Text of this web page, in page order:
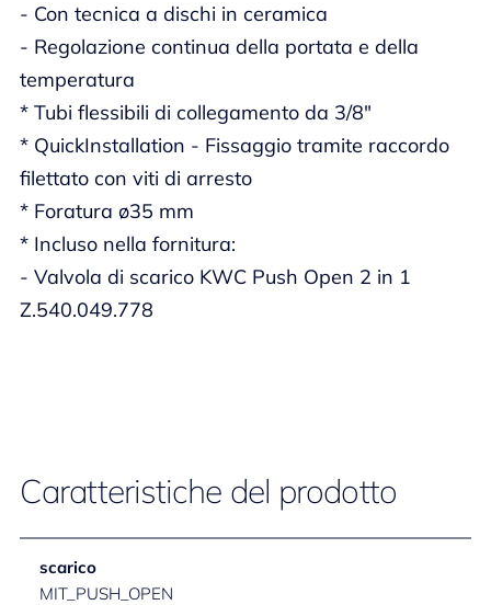
- Con tecnica a dischi in ceramica
- Regolazione continua della portata e della
temperatura
* Tubi flessibili di collegamento da 3/8"
* QuickInstallation - Fissaggio tramite raccordo
filettato con viti di arresto
* Foratura ø35 mm
* Incluso nella fornitura:
- Valvola di scarico KWC Push Open 2 in 1
Z.540.049.778
Caratteristiche del prodotto
scarico
MIT_PUSH_OPEN